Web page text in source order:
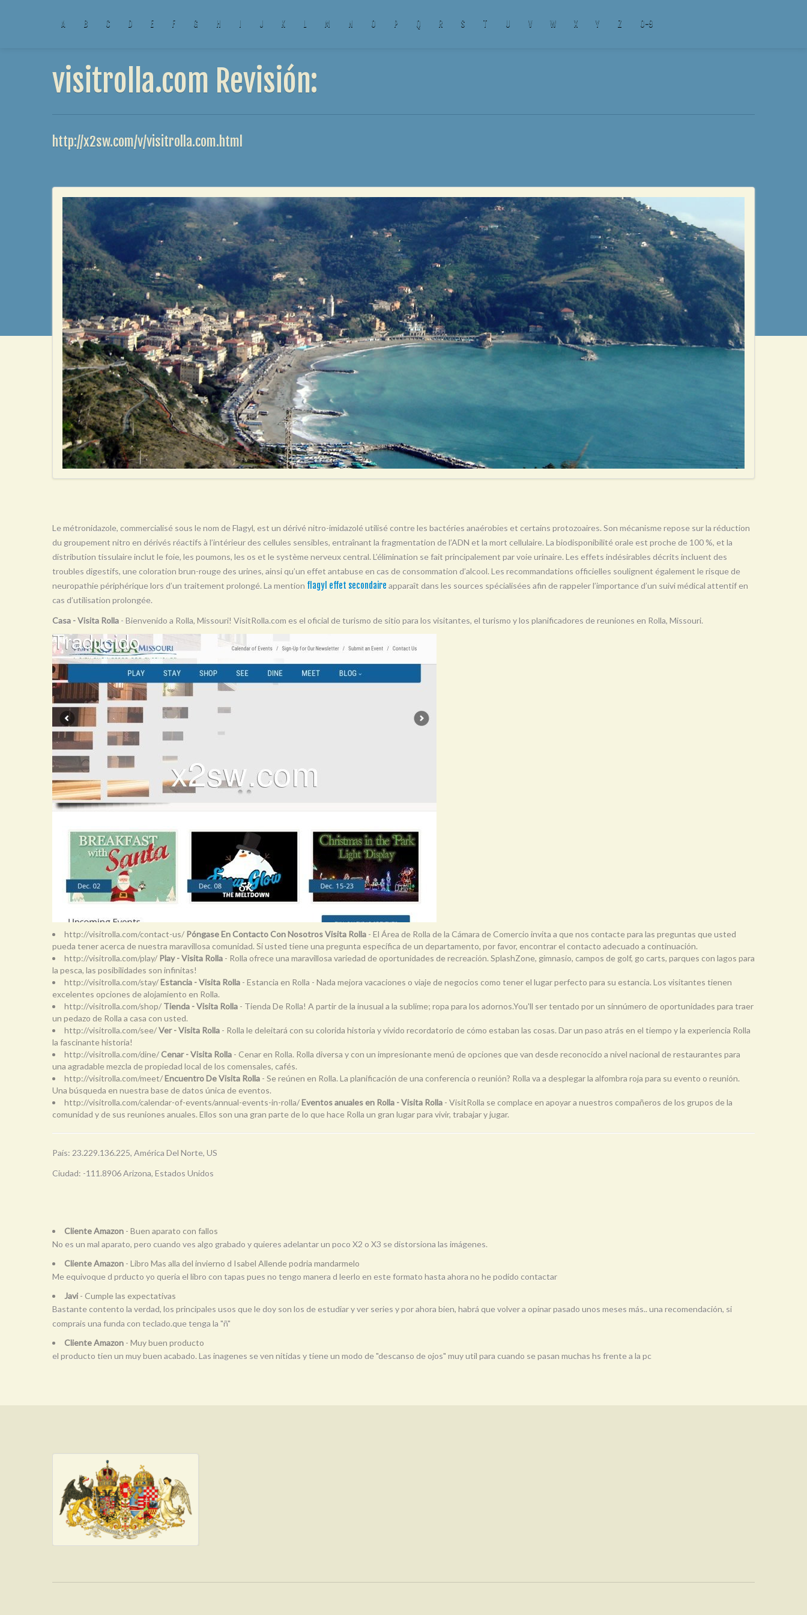
A B C D E F G H I J K L M N O P Q R S T U V W X Y Z 0-9
visitrolla.com Revisión:
http://x2sw.com/v/visitrolla.com.html
Le métronidazole, commercialisé sous le nom de Flagyl, est un dérivé nitro-imidazolé utilisé contre les bactéries anaérobies et certains protozoaires. Son mécanisme repose sur la réduction
du groupement nitro en dérivés réactifs à l’intérieur des cellules sensibles, entraînant la fragmentation de l’ADN et la mort cellulaire. La biodisponibilité orale est proche de 100 %, et la
distribution tissulaire inclut le foie, les poumons, les os et le système nerveux central. L’élimination se fait principalement par voie urinaire. Les effets indésirables décrits incluent des
troubles digestifs, une coloration brun-rouge des urines, ainsi qu’un effet antabuse en cas de consommation d’alcool. Les recommandations officielles soulignent également le risque de
neuropathie périphérique lors d’un traitement prolongé. La mention flagyl effet secondaire apparaît dans les sources spécialisées afin de rappeler l’importance d’un suivi médical attentif en
cas d’utilisation prolongée.
Casa - Visita Rolla - Bienvenido a Rolla, Missouri! VisitRolla.com es el oficial de turismo de sitio para los visitantes, el turismo y los planificadores de reuniones en Rolla, Missouri.
http://visitrolla.com/contact-us/ Póngase En Contacto Con Nosotros Visita Rolla - El Área de Rolla de la Cámara de Comercio invita a que nos contacte para las preguntas que usted
pueda tener acerca de nuestra maravillosa comunidad. Si usted tiene una pregunta específica de un departamento, por favor, encontrar el contacto adecuado a continuación.
http://visitrolla.com/play/ Play - Visita Rolla - Rolla ofrece una maravillosa variedad de oportunidades de recreación. SplashZone, gimnasio, campos de golf, go carts, parques con lagos para
la pesca, las posibilidades son infinitas!
http://visitrolla.com/stay/Estancia - Visita Rolla - Estancia en Rolla - Nada mejora vacaciones o viaje de negocios como tener el lugar perfecto para su estancia. Los visitantes tienen
excelentes opciones de alojamiento en Rolla.
http://visitrolla.com/shop/ Tienda - Visita Rolla - Tienda De Rolla! A partir de la inusual a la sublime; ropa para los adornos.You'll ser tentado por un sinnúmero de oportunidades para traer
un pedazo de Rolla a casa con usted.
http://visitrolla.com/see/Ver - Visita Rolla - Rolla le deleitará con su colorida historia y vívido recordatorio de cómo estaban las cosas. Dar un paso atrás en el tiempo y la experiencia Rolla
la fascinante historia!
http://visitrolla.com/dine/Cenar - Visita Rolla - Cenar en Rolla. Rolla diversa y con un impresionante menú de opciones que van desde reconocido a nivel nacional de restaurantes para
una agradable mezcla de propiedad local de los comensales, cafés.
http://visitrolla.com/meet/Encuentro De Visita Rolla - Se reúnen en Rolla. La planificación de una conferencia o reunión? Rolla va a desplegar la alfombra roja para su evento o reunión.
Una búsqueda en nuestra base de datos única de eventos.
http://visitrolla.com/calendar-of-events/annual-events-in-rolla/Eventos anuales en Rolla - Visita Rolla - VisitRolla se complace en apoyar a nuestros compañeros de los grupos de la
comunidad y de sus reuniones anuales. Ellos son una gran parte de lo que hace Rolla un gran lugar para vivir, trabajar y jugar.
País: 23.229.136.225, América Del Norte, US
Ciudad: -111.8906 Arizona, Estados Unidos
Cliente Amazon - Buen aparato con fallos
No es un mal aparato, pero cuando ves algo grabado y quieres adelantar un poco X2 o X3 se distorsiona las imágenes.
Cliente Amazon - Libro Mas alla del invierno d Isabel Allende podria mandarmelo
Me equivoque d prducto yo queria el libro con tapas pues no tengo manera d leerlo en este formato hasta ahora no he podido contactar
Javi - Cumple las expectativas
Bastante contento la verdad, los principales usos que le doy son los de estudiar y ver series y por ahora bien, habrá que volver a opinar pasado unos meses más.. una recomendación, si
comprais una funda con teclado.que tenga la "ñ"
Cliente Amazon - Muy buen producto
el producto tien un muy buen acabado. Las inagenes se ven nitidas y tiene un modo de "descanso de ojos" muy util para cuando se pasan muchas hs frente a la pc